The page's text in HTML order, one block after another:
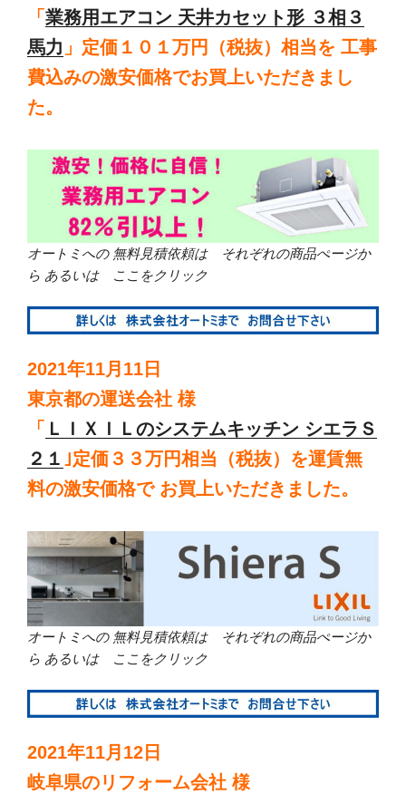
「 業務用エアコン 天井カセット形 ３相３
馬力 」定価１０１万円（税抜）相当を 工事
費込みの激安価格でお買上いただきまし
た。
オートミへの 無料見積依頼は それぞれの商品ぺージか
ら あるいは ここをクリック
2021年11月11日
東京都の運送会社 様
「 ＬＩＸＩＬのシステムキッチン シエラＳ
２１ ｣定価３３万円相当（税抜）を運賃無
料の激安価格で お買上いただきました。
オートミへの 無料見積依頼は それぞれの商品ぺージか
ら あるいは ここをクリック
2021年11月12日
岐阜県のリフォーム会社 様